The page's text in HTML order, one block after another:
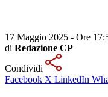
17 Maggio 2025 - Ore
di Redazione CP
Condividi
Facebook X LinkedIn